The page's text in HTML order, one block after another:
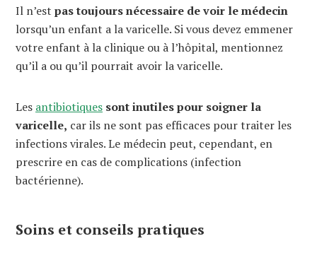
Il n’est pas toujours nécessaire de voir le médecin
lorsqu’un enfant a la varicelle. Si vous devez emmener
votre enfant à la clinique ou à l’hôpital, mentionnez
qu’il a ou qu’il pourrait avoir la varicelle.
Les antibiotiques sont inutiles pour soigner la
varicelle, car ils ne sont pas efficaces pour traiter les
infections virales. Le médecin peut, cependant, en
prescrire en cas de complications (infection
bactérienne).
Soins et conseils pratiques